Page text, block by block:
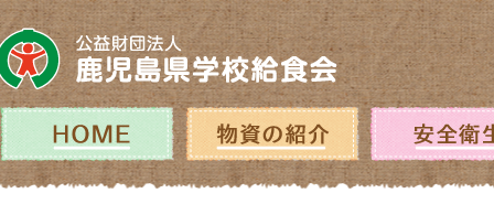
コ
ン
テ
ン
ツ
へ
ス
キ
ッ
プ
ホーム 物資の紹介